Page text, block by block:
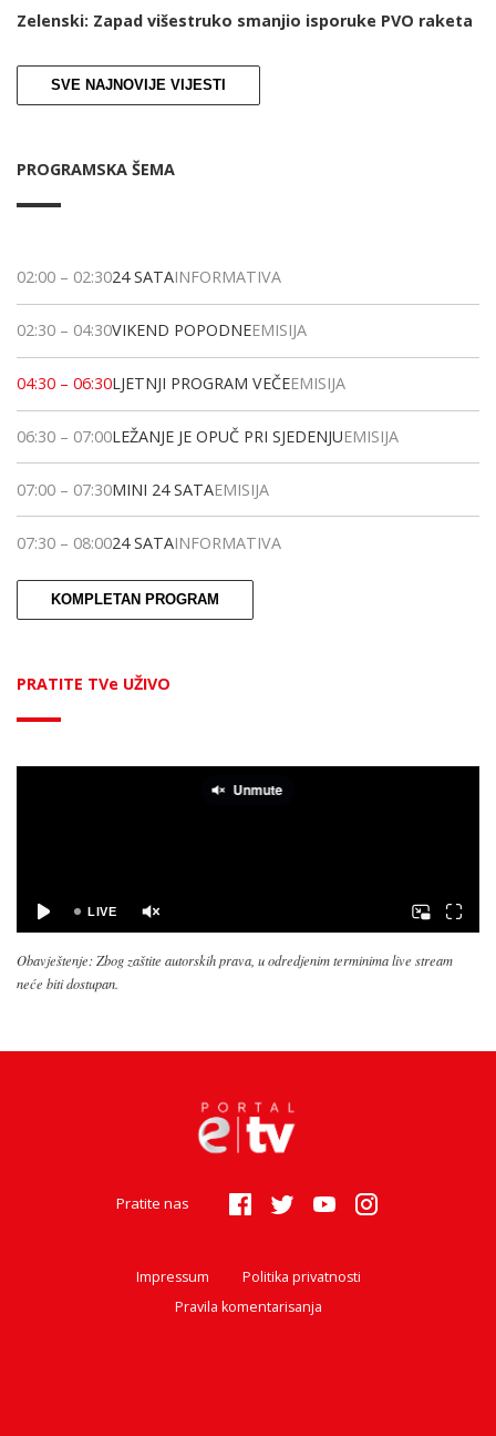
Zelenski: Zapad višestruko smanjio isporuke PVO raketa
SVE NAJNOVIJE VIJESTI
PROGRAMSKA ŠEMA
02:00 – 02:3024 SATAINFORMATIVA
02:30 – 04:30VIKEND POPODNEEMISIJA
04:30 – 06:30LJETNJI PROGRAM VEČEEMISIJA
06:30 – 07:00LEŽANJE JE OPUČ PRI SJEDENJUEMISIJA
07:00 – 07:30MINI 24 SATAEMISIJA
07:30 – 08:0024 SATAINFORMATIVA
KOMPLETAN PROGRAM
PRATITE TVe UŽIVO
Obavještenje: Zbog zaštite autorskih prava, u odredjenim terminima live stream
neće biti dostupan.
Pratite nas
Impressum
Politika privatnosti
Pravila komentarisanja